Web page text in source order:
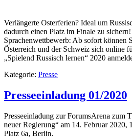
Verlängerte Osterferien? Ideal um
dadurch einen Platz im Finale zu
Sprachenwettbewerb: Ab sofort können
Österreich und der Schweiz sich online
„Spielend Russisch lernen“ 2020
Kategorie: Presse
Presseeinladung 01/2020
Presseeinladung zur ForumsArena zum
neuer Regierung“ am 14. Februar
Platz 6a, Berlin.